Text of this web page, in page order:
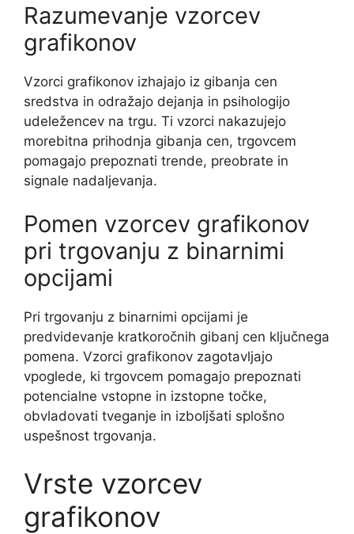
Razumevanje vzorcev
grafikonov
Vzorci grafikonov izhajajo iz gibanja cen
sredstva in odražajo dejanja in psihologijo
udeležencev na trgu. Ti vzorci nakazujejo
morebitna prihodnja gibanja cen, trgovcem
pomagajo prepoznati trende, preobrate in
signale nadaljevanja.
Pomen vzorcev grafikonov
pri trgovanju z binarnimi
opcijami
Pri trgovanju z binarnimi opcijami je
predvidevanje kratkoročnih gibanj cen ključnega
pomena. Vzorci grafikonov zagotavljajo
vpoglede, ki trgovcem pomagajo prepoznati
potencialne vstopne in izstopne točke,
obvladovati tveganje in izboljšati splošno
uspešnost trgovanja.
Vrste vzorcev
grafikonov